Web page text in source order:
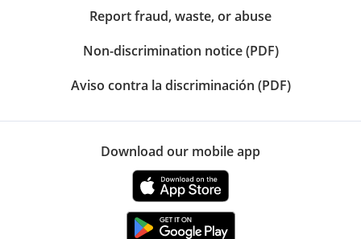
Report fraud, waste, or abuse
Non-discrimination notice (PDF)
Aviso contra la discriminación (PDF)
Download our mobile app